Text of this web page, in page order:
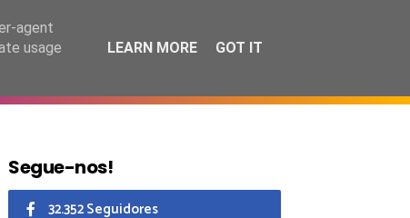
CALENDÁRIO
Segue-nos!
32.352 Seguidores
agent
usage
LEARN MORE GOT IT